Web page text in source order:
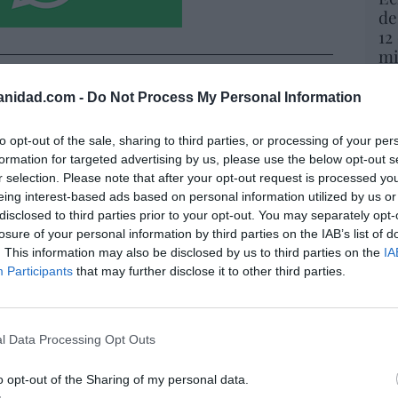
- Do Not Process My Personal Information
opt-out of the sale, sharing to third parties, or processing of your
for targeted advertising by us, please use the below opt-out
selection. Please note that after your opt-out request is processed
interest-based ads based on personal information utilized by us
to third parties prior to your opt-out. You may separately
of your personal information by third parties on the IAB’s list of
This information may also be disclosed by us to third parties on the
Participants that may further disclose it to other third parties.
Data Processing Opt Outs
opt-out of the Sharing of my personal data.
a la baja y reputación en
se hace con un proyecto IRIS-2 de
de euros
Discovery’ asume ya 600 millones en
su fusión con Paramount
y